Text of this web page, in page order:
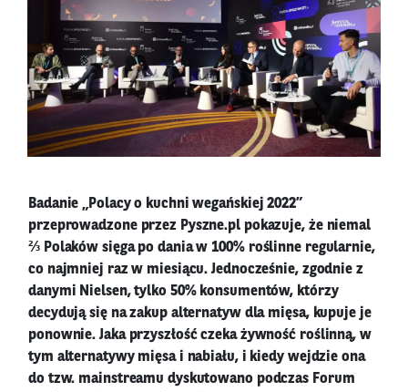
Badanie „Polacy o kuchni wegańskiej 2022”
przeprowadzone przez Pyszne.pl pokazuje, że niemal
⅔ Polaków sięga po dania w 100% roślinne regularnie,
co najmniej raz w miesiącu. Jednocześnie, zgodnie z
danymi Nielsen, tylko 50% konsumentów, którzy
decydują się na zakup alternatyw dla mięsa, kupuje je
ponownie. Jaka przyszłość czeka żywność roślinną, w
tym alternatywy mięsa i nabiału, i kiedy wejdzie ona
do tzw. mainstreamu dyskutowano podczas Forum